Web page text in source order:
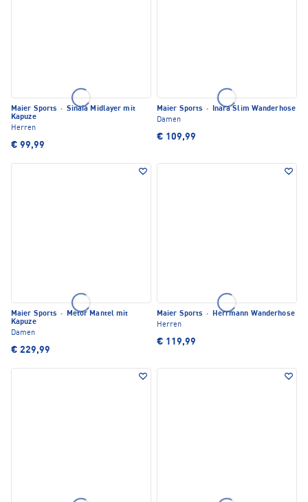
Maier Sports · Sinaia Midlayer mit
Kapuze
Herren
€ 99,99
Maier Sports ·
Inara Slim Wanderhose
Damen
€ 109,99
Maier Sports ·
Metor Mantel mit
Kapuze
Damen
€ 229,99
Maier Sports ·
Herrmann Wanderhose
Herren
€ 119,99